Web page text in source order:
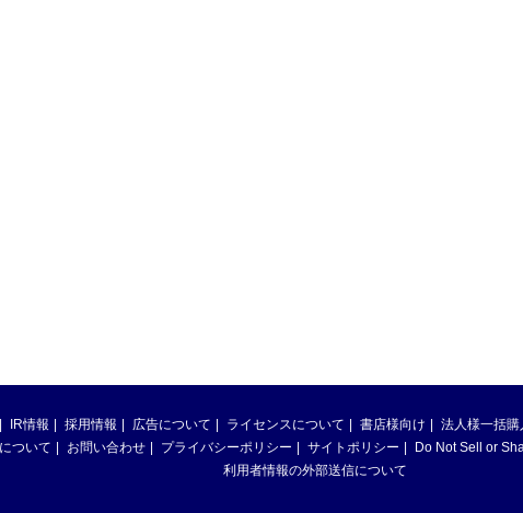
IR情報 採用情報 広告について ライセンスについて 書店様向け 法人様一括購
ついて
お問い合わせ プライバシーポリシー サイトポリシー
Do Not Sell or
利用者情報の外部送信について